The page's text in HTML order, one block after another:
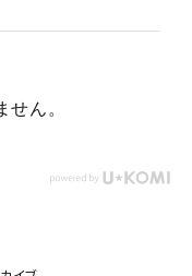
せん。